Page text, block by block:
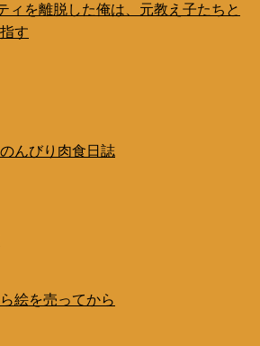
ィを離脱した俺は、元教え子たちと
す
んびり肉食日誌
絵を売ってから